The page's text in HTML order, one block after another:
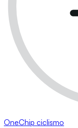
OneChip ciclismo